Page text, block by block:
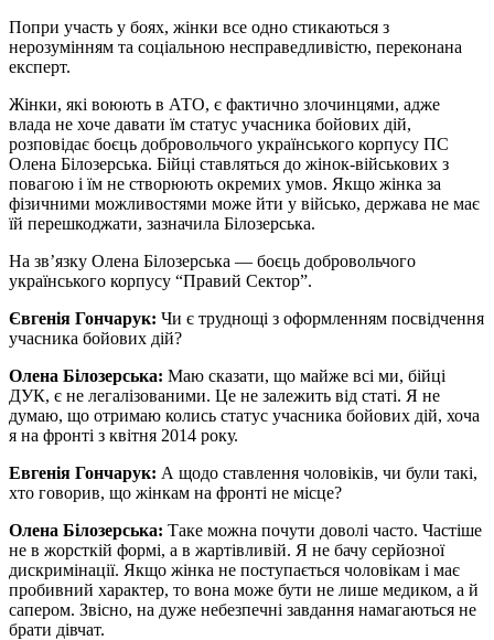
Попри участь у боях, жінки все одно стикаються з
нерозумінням та соціальною несправедливістю, переконана
експерт.
Жінки, які воюють в АТО, є фактично злочинцями, адже
влада не хоче давати їм статус учасника бойових дій,
розповідає боєць добровольчого українського корпусу ПС
Олена Білозерська. Бійці ставляться до жінок-військових з
повагою і їм не створюють окремих умов. Якщо жінка за
фізичними можливостями може йти у військо, держава не має
їй перешкоджати, зазначила Білозерська.
На зв’язку Олена Білозерська — боєць добровольчого
українського корпусу “Правий Сектор”.
Євгенія Гончарук: Чи є труднощі з оформленням посвідчення
учасника бойових дій?
Олена Білозерська: Маю сказати, що майже всі ми, бійці
ДУК, є не легалізованими. Це не залежить від статі. Я не
думаю, що отримаю колись статус учасника бойових дій, хоча
я на фронті з квітня 2014 року.
Евгенія Гончарук: А щодо ставлення чоловіків, чи були такі,
хто говорив, що жінкам на фронті не місце?
Олена Білозерська: Таке можна почути доволі часто. Частіше
не в жорсткій формі, а в жартівливій. Я не бачу серйозної
дискримінації. Якщо жінка не поступається чоловікам і має
пробивний характер, то вона може бути не лише медиком, а й
сапером. Звісно, на дуже небезпечні завдання намагаються не
брати дівчат.